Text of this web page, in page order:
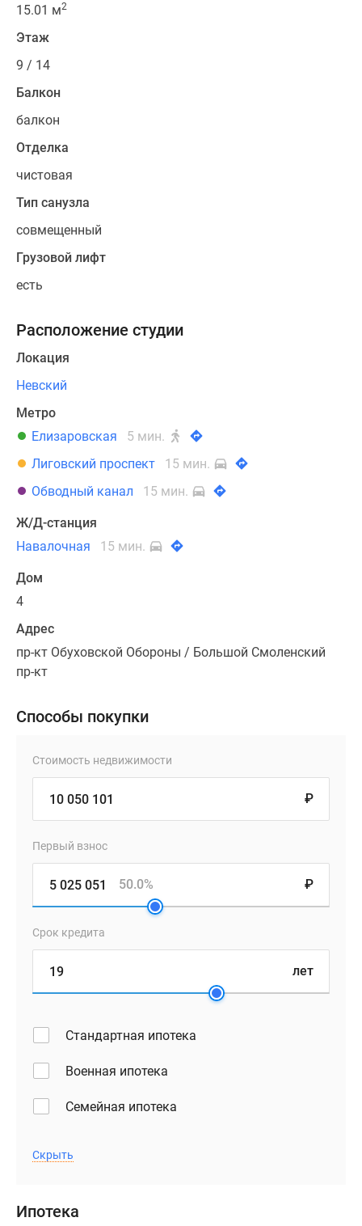
15.01 м2
Этаж
9 / 14
Балкон
балкон
Отделка
чистовая
Тип санузла
совмещенный
Грузовой лифт
есть
Расположение студии
Локация
Невский
Метро
Елизаровская
5 мин.
Лиговский проспект
15 мин.
Обводный канал
15 мин.
Ж/Д-станция
Навалочная
15 мин.
Дом
4
Адрес
пр-кт Обуховской Обороны / Большой Смоленский
пр-кт
Способы покупки
Стоимость недвижимости
₽
Первый взнос
₽
50.0%
Срок кредита
лет
Стандартная ипотека
Военная ипотека
Семейная ипотека
Скрыть
Ипотека